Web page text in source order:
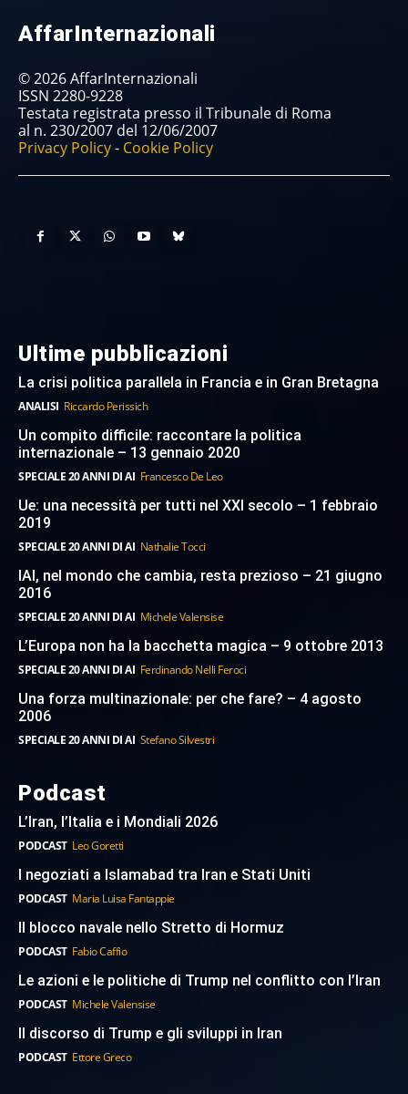
AffarInternazionali
© 2026 AffarInternazionali
ISSN 2280-9228
Testata registrata presso il Tribunale di Roma
al n. 230/2007 del 12/06/2007
Privacy Policy- Cookie Policy
Ultime pubblicazioni
La crisi politica parallela in Francia e in Gran Bretagna
ANALISI Riccardo Perissich
Un compito difficile: raccontare la politica
internazionale – 13 gennaio 2020
SPECIALE 20 ANNI DI AI Francesco De Leo
Ue: una necessità per tutti nel XXI secolo – 1 febbraio
2019
SPECIALE 20 ANNI DI AI Nathalie Tocci
IAI, nel mondo che cambia, resta prezioso – 21 giugno
2016
SPECIALE 20 ANNI DI AI Michele Valensise
L’Europa non ha la bacchetta magica – 9 ottobre 2013
SPECIALE 20 ANNI DI AI Ferdinando Nelli Feroci
Una forza multinazionale: per che fare? – 4 agosto
2006
SPECIALE 20 ANNI DI AI Stefano Silvestri
Podcast
L’Iran, l’Italia e i Mondiali 2026
PODCAST Leo Goretti
I negoziati a Islamabad tra Iran e Stati Uniti
PODCAST Maria Luisa Fantappie
Il blocco navale nello Stretto di Hormuz
PODCAST Fabio Caffio
Le azioni e le politiche di Trump nel conflitto con l’Iran
PODCAST Michele Valensise
Il discorso di Trump e gli sviluppi in Iran
PODCAST Ettore Greco